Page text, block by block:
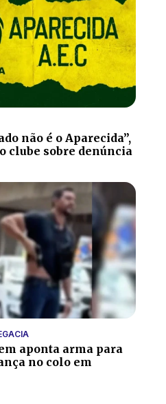
não é o Aparecida”,
clube sobre denúncia
aponta arma para
no colo em